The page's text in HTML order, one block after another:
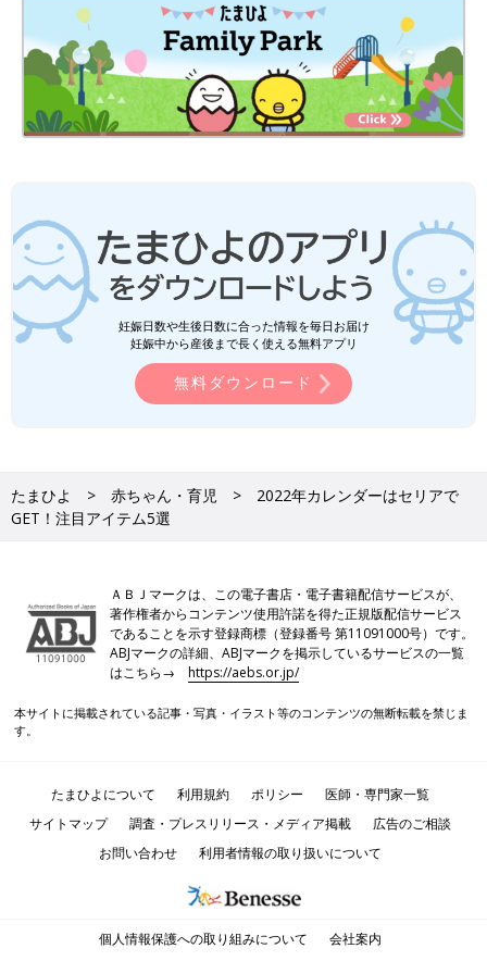
妊娠日数や生後日数に合った情報を毎日お届け
妊娠中から産後まで長く使える無料アプリ
無料ダウンロード
たまひよ 赤ちゃん・育児
2022年カレンダーはセリアで
GET！注目アイテム5選
ＡＢＪマークは、この電子書店・電子書籍配信サービスが、
著作権者からコンテンツ使用許諾を得た正規版配信サービス
であることを示す登録商標（登録番号 第11091000号）です。
ABJマークの詳細、ABJマークを掲示しているサービスの一覧
はこちら→https://aebs.or.jp/
本サイトに掲載されている記事・写真・イラスト等のコンテンツの無断転載を禁じま
す。
たまひよについて 利用規約 ポリシー
医師・専門家一覧
サイトマップ
調査・プレスリリース・メディア掲載
広告のご相談
お問い合わせ
利用者情報の取り扱いについて
個人情報保護への取り組みについて 会社案内